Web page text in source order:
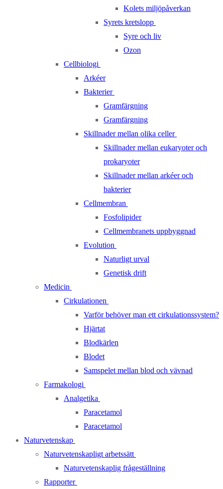
Kolets miljöpåverkan
Syrets kretslopp
Syre och liv
Ozon
Cellbiologi
Arkéer
Bakterier
Gramfärgning
Gramfärgning
Skillnader mellan olika celler
Skillnader mellan eukaryoter och
prokaryoter
Skillnader mellan arkéer och
bakterier
Cellmembran
Fosfolipider
Cellmembranets uppbyggnad
Evolution
Naturligt urval
Genetisk drift
Medicin
Cirkulationen
Varför behöver man ett cirkulationssystem?
Hjärtat
Blodkärlen
Blodet
Samspelet mellan blod och vävnad
Farmakologi
Analgetika
Paracetamol
Paracetamol
Naturvetenskap
Naturvetenskapligt arbetssätt
Naturvetenskaplig frågeställning
Rapporter